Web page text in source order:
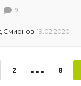
9
Смирнов 19.02.2020
0
2 … 8